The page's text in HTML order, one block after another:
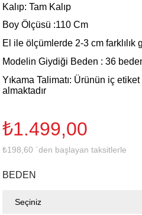
Kalıp: Tam Kalıp
Boy Ölçüsü :110 Cm
El ile ölçümlerde 2-3 cm farklılık
Modelin Giydiği Beden : 36
Yıkama Talimatı: Ürünün iç
almaktadır
₺1.499,00
₺198,60 `den başlayan taksitlerle
BEDEN